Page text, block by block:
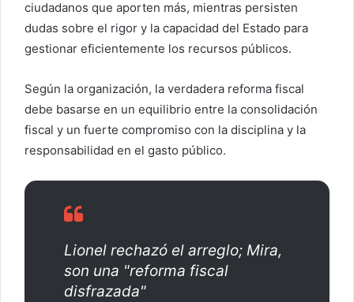
ciudadanos que aporten más, mientras persisten
dudas sobre el rigor y la capacidad del Estado para
gestionar eficientemente los recursos públicos.
Según la organización, la verdadera reforma fiscal
debe basarse en un equilibrio entre la consolidación
fiscal y un fuerte compromiso con la disciplina y la
responsabilidad en el gasto público.
Lionel rechazó el arreglo; Mira,
son una "reforma fiscal
disfrazada"